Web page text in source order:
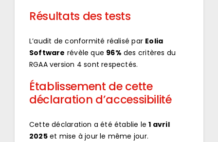
Résultats des tests
L’audit de conformité réalisé par Eolia
Software révèle que 96% des critères du
RGAA version 4 sont respectés.
Établissement de cette
déclaration d’accessibilité
Cette déclaration a été établie le1 avril
2025et mise à jour le même jour.